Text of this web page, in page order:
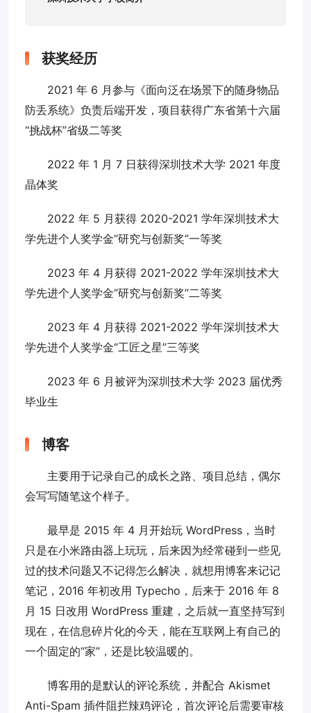
获奖经历
2021 年 6 月参与《面向泛在场景下的随身物品
防丢系统》负责后端开发，项目获得广东省第十六届
“挑战杯”省级二等奖
2022 年 1 月 7 日获得深圳技术大学 2021 年度
晶体奖
2022 年 5 月获得 2020-2021 学年深圳技术大
学先进个人奖学金“研究与创新奖”一等奖
2023 年 4 月获得 2021-2022 学年深圳技术大
学先进个人奖学金“研究与创新奖”二等奖
2023 年 4 月获得 2021-2022 学年深圳技术大
学先进个人奖学金“工匠之星”三等奖
2023 年 6 月被评为深圳技术大学 2023 届优秀
毕业生
博客
主要用于记录自己的成长之路、项目总结，偶尔
会写写随笔这个样子。
最早是 2015 年 4 月开始玩 WordPress，当时
只是在小米路由器上玩玩，后来因为经常碰到一些见
过的技术问题又不记得怎么解决，就想用博客来记记
笔记，2016 年初改用 Typecho，后来于 2016 年 8
月 15 日改用 WordPress 重建，之后就一直坚持写到
现在，在信息碎片化的今天，能在互联网上有自己的
一个固定的“家”，还是比较温暖的。
博客用的是默认的评论系统，并配合 Akismet
Anti-Spam 插件阻拦辣鸡评论，首次评论后需要审核